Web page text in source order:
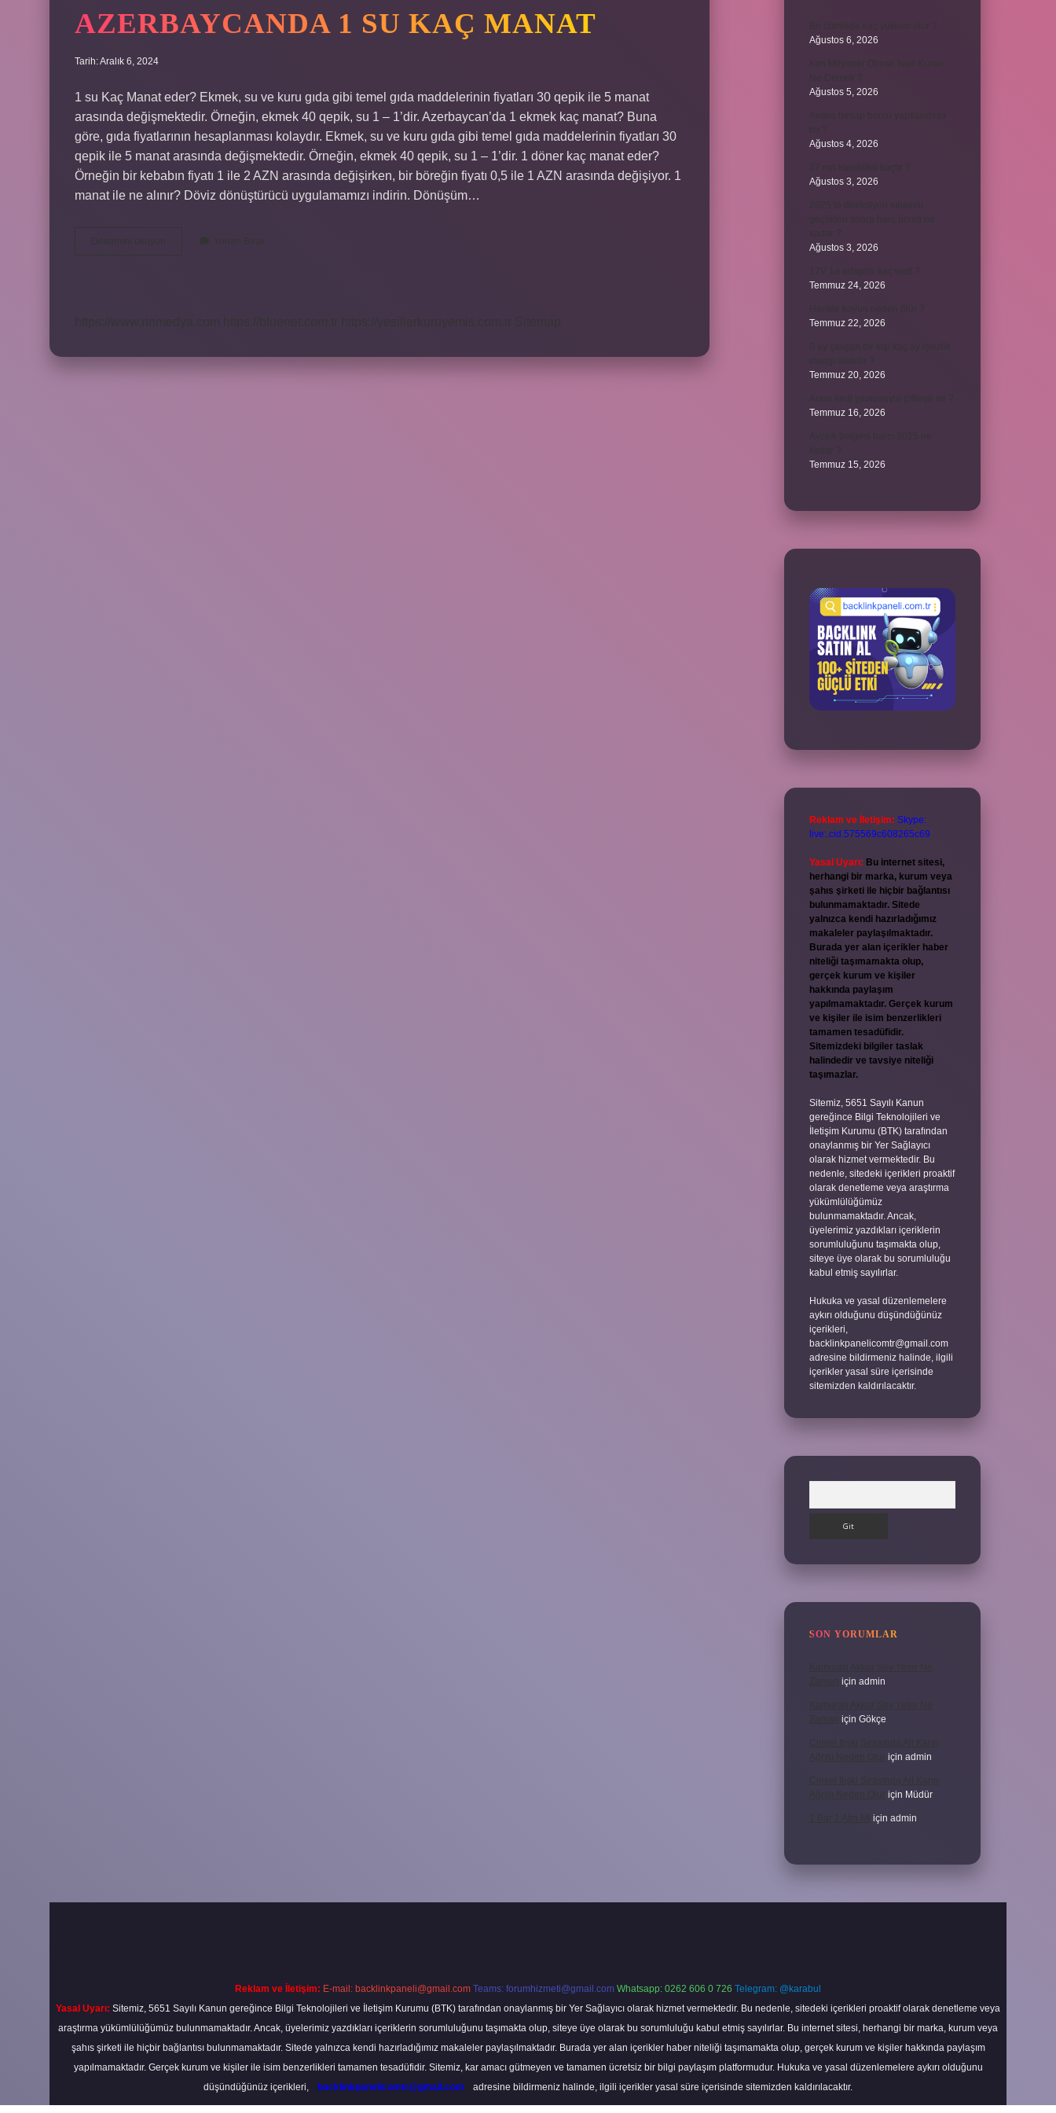
AZERBAYCANDA 1 SU KAÇ MANAT
Tarih: Aralık 6, 2024
1 su Kaç Manat eder? Ekmek, su ve kuru gıda gibi temel gıda maddelerinin fiyatları 30 qepik ile 5 manat
arasında değişmektedir. Örneğin, ekmek 40 qepik, su 1 – 1’dir. Azerbaycan’da 1 ekmek kaç manat? Buna
göre, gıda fiyatlarının hesaplanması kolaydır. Ekmek, su ve kuru gıda gibi temel gıda maddelerinin fiyatları 30
qepik ile 5 manat arasında değişmektedir. Örneğin, ekmek 40 qepik, su 1 – 1’dir. 1 döner kaç manat eder?
Örneğin bir kebabın fiyatı 1 ile 2 AZN arasında değişirken, bir böreğin fiyatı 0,5 ile 1 AZN arasında değişiyor. 1
manat ile ne alınır? Döviz dönüştürücü uygulamamızı indirin. Dönüşüm…
Ağustos 6, 2026
Ağustos 5, 2026
Ağustos 4, 2026
Ağustos 3, 2026
Ağustos 3, 2026
Temmuz 24, 2026
Temmuz 22, 2026
Temmuz 20, 2026
Temmuz 16, 2026
Temmuz 15, 2026
Reklam ve İletişim: Skype:
live:.cid.575569c608265c69
Yasal Uyarı: Bu internet sitesi,
herhangi bir marka, kurum veya
şahıs şirketi ile hiçbir bağlantısı
bulunmamaktadır. Sitede
yalnızca kendi hazırladığımız
makaleler paylaşılmaktadır.
Burada yer alan içerikler haber
niteliği taşımamakta olup,
gerçek kurum ve kişiler
hakkında paylaşım
yapılmamaktadır. Gerçek kurum
ve kişiler ile isim benzerlikleri
tamamen tesadüfidir.
Sitemizdeki bilgiler taslak
halindedir ve tavsiye niteliği
taşımazlar.
Sitemiz, 5651 Sayılı Kanun
gereğince Bilgi Teknolojileri ve
İletişim Kurumu (BTK) tarafından
onaylanmış bir Yer Sağlayıcı
olarak hizmet vermektedir. Bu
nedenle, sitedeki içerikleri proaktif
olarak denetleme veya araştırma
yükümlülüğümüz
bulunmamaktadır. Ancak,
üyelerimiz yazdıkları içeriklerin
sorumluluğunu taşımakta olup,
siteye üye olarak bu sorumluluğu
kabul etmiş sayılırlar.
Hukuka ve yasal düzenlemelere
aykırı olduğunu düşündüğünüz
içerikleri,
backlinkpanelicomtr@gmail.com
adresine bildirmeniz halinde, ilgili
içerikler yasal süre içerisinde
sitemizden kaldırılacaktır.
SON YORUMLAR
Kamuran Akkor Sev Yeter Ne
Zaman için admin
Kamuran Akkor Sev Yeter Ne
Zaman için Gökçe
Cinsel Ilişki Sırasında Alt Karın
Ağrısı Neden Olur için admin
Cinsel Ilişki Sırasında Alt Karın
Ağrısı Neden Olur için Müdür
1 Bar 1 Atm Mi için admin
Reklam ve İletişim: E-mail: backlinkpaneli@gmail.com Teams: forumhizmeti@gmail.com Whatsapp: 0262 606 0 726 Telegram: @karabul
Yasal Uyarı: Sitemiz, 5651 Sayılı Kanun gereğince Bilgi Teknolojileri ve İletişim Kurumu (BTK) tarafından onaylanmış bir Yer Sağlayıcı olarak hizmet vermektedir. Bu nedenle, sitedeki içerikleri proaktif olarak denetleme veya
araştırma yükümlülüğümüz bulunmamaktadır. Ancak, üyelerimiz yazdıkları içeriklerin sorumluluğunu taşımakta olup, siteye üye olarak bu sorumluluğu kabul etmiş sayılırlar. Bu internet sitesi, herhangi bir marka, kurum veya
şahıs şirketi ile hiçbir bağlantısı bulunmamaktadır. Sitede yalnızca kendi hazırladığımız makaleler paylaşılmaktadır. Burada yer alan içerikler haber niteliği taşımamakta olup, gerçek kurum ve kişiler hakkında paylaşım
yapılmamaktadır. Gerçek kurum ve kişiler ile isim benzerlikleri tamamen tesadüfidir. Sitemiz, kar amacı gütmeyen ve tamamen ücretsiz bir bilgi paylaşım platformudur. Hukuka ve yasal düzenlemelere aykırı olduğunu
düşündüğünüz içerikleri,
backlinkpanelicomtr@gmail.com adresine bildirmeniz halinde, ilgili içerikler yasal süre içerisinde sitemizden kaldırılacaktır.